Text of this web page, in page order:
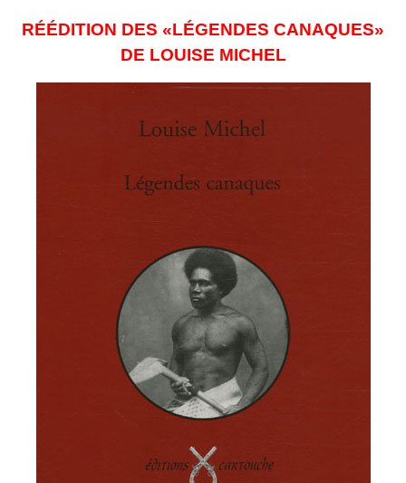
RÉÉDITION DES «LÉGENDES CANAQUES»
DE LOUISE MICHEL